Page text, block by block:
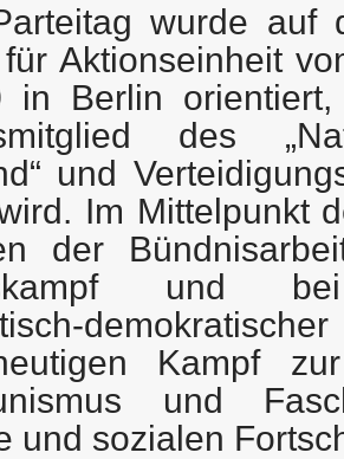
wurde auf
Aktionseinheit
in Berlin
des
und
Im Mittelpunkt
der
und
Kampf
und
und sozialen